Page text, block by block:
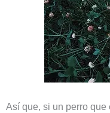
Así que, si un perro